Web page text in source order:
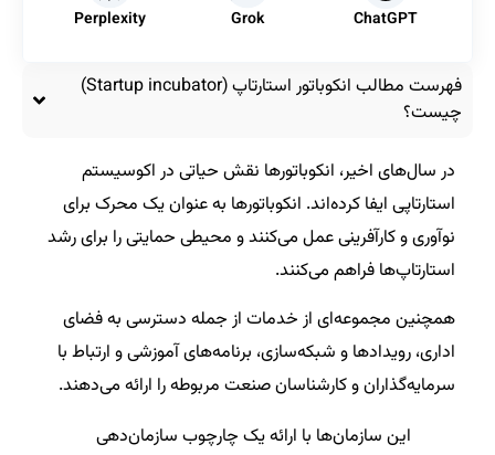
ChatGPT
Grok
Perplexity
فهرست مطالب انکوباتور استارتاپ (Startup incubator)
چیست؟
در سال‌های اخیر، انکوباتورها نقش حیاتی در اکوسیستم
استارتاپی ایفا کرده‌اند. انکوباتورها به عنوان یک محرک برای
نوآوری و کارآفرینی عمل می‌کنند و محیطی حمایتی را برای رشد
استارتاپ‌ها فراهم می‌کنند.
همچنین مجموعه‌ای از خدمات از جمله دسترسی به فضای
اداری، رویدادها و شبکه‌سازی، برنامه‌های آموزشی و ارتباط با
سرمایه‌گذاران و کارشناسان صنعت مربوطه را ارائه می‌دهند.
این سازمان‌ها با ارائه یک چارچوب سازمان‌دهی